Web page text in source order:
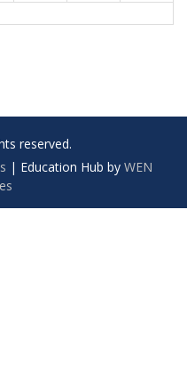
reserved.
| Education Hub by WEN